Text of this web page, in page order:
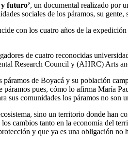
futuro’, un documental realizado por
sociales de los páramos, su
con los cuatro años de la expedición
de cuatro reconocidas
Research Council y (AHRC) Arts
de Boyacá y su población
pues, cómo lo afirma María
sus comunidades los páramos no
sino un territorio donde han
los cambios tanto en la economía del
y que ya es una obligación no